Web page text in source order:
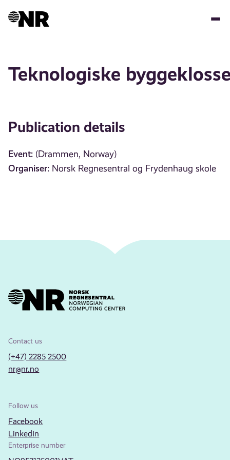
Teknologiske
Publication details
Event: (Drammen, Norway)
Organiser: Norsk Regnesentral og Frydenhaug skole
Contact us
(+47) 2285 2500
nr@nr.no
Follow us
Facebook
LinkedIn
Enterprise number